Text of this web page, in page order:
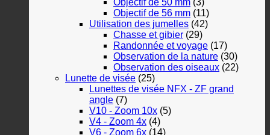
Objectif de 56 mm (11)
Utilisation des jumelles (42)
Chasse et gibier (29)
Randonnée et voyage (17)
Observation de la nature (30)
Observation des oiseaux (22)
Lunette de visée (25)
Lunettes de visée NFX - ZF grand
angle (7)
V10 - Zoom 10x (5)
V4 - Zoom 4x (4)
V6 - Zoom 6x (14)